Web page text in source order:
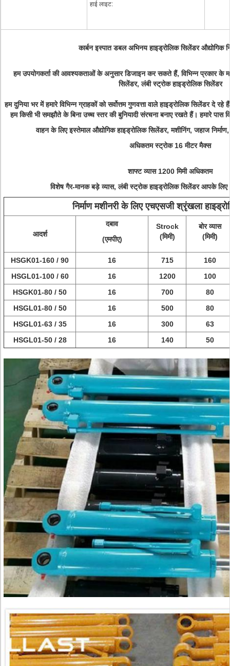
हाई लाइट:
कार्बन इस्पात डबल अभिनय हाइड्रोलिक सिलेंडर औद्योगिक
हम उपयोगकर्ता की आवश्यकताओं के अनुसार डिजाइन कर सकते हैं, विभिन्न प्रकार के
सिलेंडर, लंबी स्ट्रोक हाइड्रोलिक सिलेंडर
हम दुनिया भर में हमारे विभिन्न ग्राहकों को सर्वोत्तम गुणवत्ता वाले हाइड्रोलिक सिलेंडर दे
हम किसी भी समझौते के बिना उच्च स्तर की बुनियादी संरचना बनाए रखते हैं। हमारे पास
वाहन के लिए इस्तेमाल औद्योगिक हाइड्रोलिक सिलेंडर, मशीनिंग, जहाज
अधिकतम स्ट्रोक 16 मीटर मैक्स
शाफ्ट व्यास 1200 मिमी अधिकतम
विशेष गैर-मानक बड़े व्यास, लंबी स्ट्रोक हाइड्रोलिक सिलेंडर आपके
निर्माण मशीनरी के लिए एचएसजी श्रृंखला
आदर्श
दबाव
(एमपीए)
Strock
(मिमी)
बोर व्यास
(मिमी)
HSGK01-160 / 90 16 715
160
HSGL01-100 / 60
16 1200
100
HSGK01-80 / 50
16 700
80
HSGL01-80 / 50
16 500
80
HSGL01-63 / 35
16 300
63
HSGL01-50 / 28
16 140 50